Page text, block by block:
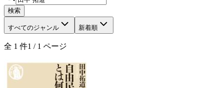
検索
すべてのジャンル 新着順
全 1 件1 / 1 ページ